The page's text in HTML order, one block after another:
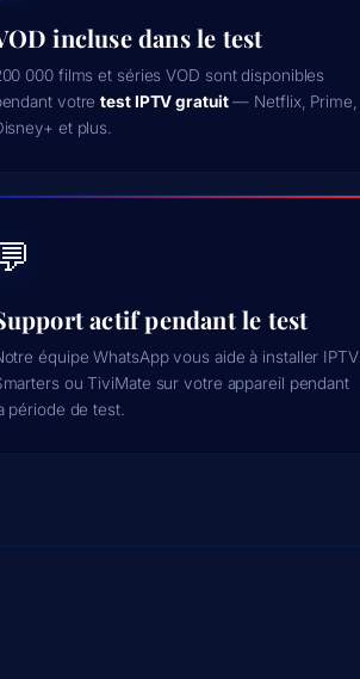
incluse dans le test
000 films et séries VOD sont disponibles
votretest IPTV gratuit— Netflix, Prime,
et plus.
actif pendant le test
équipe WhatsApp vous aide à installer IPTV
ou TiviMate sur votre appareil pendant
période de test.